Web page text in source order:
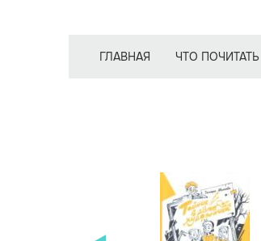
ГЛАВНАЯ ЧТО ПОЧИТАТЬ